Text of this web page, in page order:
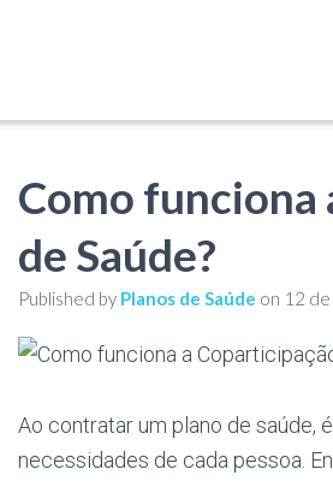
Como funciona
de Saúde?
Published by Planos de Saúde on 12
Ao contratar um plano de saúde,
necessidades de cada pessoa.